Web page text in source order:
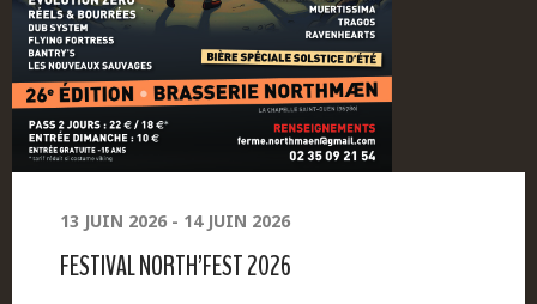
13 JUIN 2026 - 14 JUIN 2026
FESTIVAL NORTH’FEST 2026